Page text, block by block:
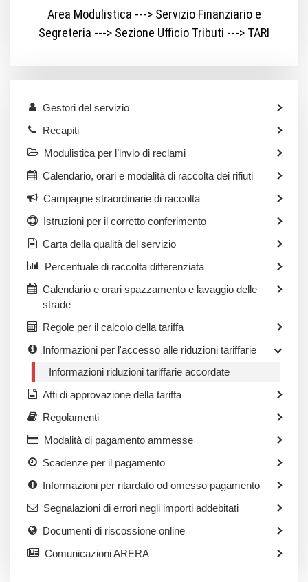
Area Modulistica ---> Servizio Finanziario e
Segreteria ---> Sezione Ufficio Tributi ---> TARI
Gestori del servizio
Recapiti
Modulistica per l’invio di reclami
Calendario, orari e modalità di raccolta dei rifiuti
Campagne straordinarie di raccolta
Istruzioni per il corretto conferimento
Carta della qualità del servizio
Percentuale di raccolta differenziata
Calendario e orari spazzamento e lavaggio delle
strade
Regole per il calcolo della tariffa
Informazioni per l'accesso alle riduzioni tariffarie
Informazioni riduzioni tariffarie accordate
Atti di approvazione della tariffa
Regolamenti
Modalità di pagamento ammesse
Scadenze per il pagamento
Informazioni per ritardato od omesso pagamento
Segnalazioni di errori negli importi addebitati
Documenti di riscossione online
Comunicazioni ARERA